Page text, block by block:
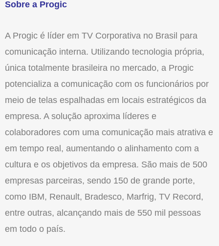
Sobre a Progic
A Progic é líder em TV Corporativa no Brasil para
comunicação interna. Utilizando tecnologia própria,
única totalmente brasileira no mercado, a Progic
potencializa a comunicação com os funcionários por
meio de telas espalhadas em locais estratégicos da
empresa. A solução aproxima líderes e
colaboradores com uma comunicação mais atrativa e
em tempo real, aumentando o alinhamento com a
cultura e os objetivos da empresa. São mais de 500
empresas parceiras, sendo 150 de grande porte,
como IBM, Renault, Bradesco, Marfrig, TV Record,
entre outras, alcançando mais de 550 mil pessoas
em todo o país.